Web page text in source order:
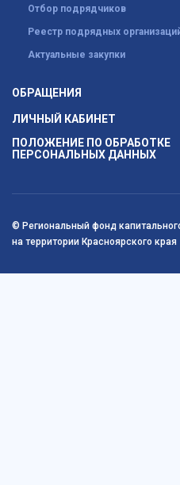
Отбор подрядчиков
Реестр подрядных
Актуальные закупки
ОБРАЩЕНИЯ
ЛИЧНЫЙ КАБИНЕТ
ПОЛОЖЕНИЕ ПО ОБРАБОТКЕ
ПЕРСОНАЛЬНЫХ ДАННЫХ
© Региональный фонд
на территории Красноярского края